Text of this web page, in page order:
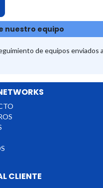
nuestro equipo
de equipos enviados a
CLIENTE